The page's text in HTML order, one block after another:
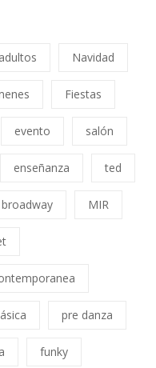
Navidad
Fiestas
evento salón
enseñanza ted
broadway MIR
pre danza
funky